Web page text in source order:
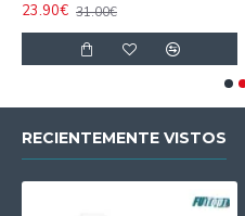
23.90€ 31.00€
RECIENTEMENTE VISTOS